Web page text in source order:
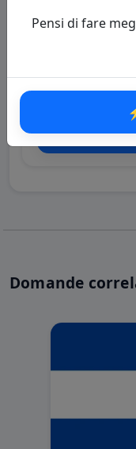
Pensi di fare
🔗
Quiz:
Categoria:
Domande